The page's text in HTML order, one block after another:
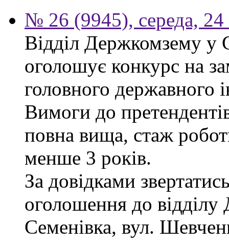
№ 26 (9945), середа, 24
Відділ Держкомзему у
оголошує конкурс на
головного державного
Вимоги до
повна вища, стаж
менше 3 років.
За довідками
оголошення до
Семенівка, вул.